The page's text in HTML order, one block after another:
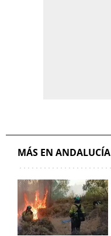
MÁS EN ANDALUCÍA